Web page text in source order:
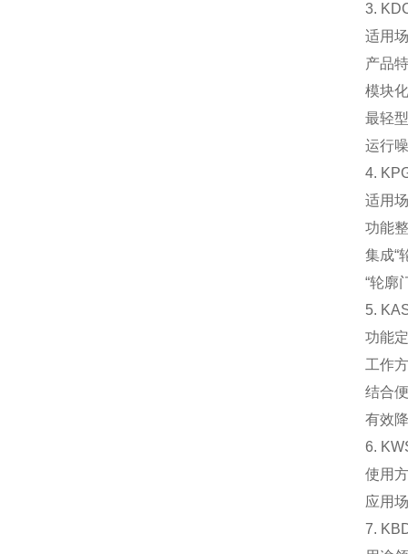
3.
适用
产品
模块
最轻
运行
4.
适用
功能
集成“
“轮廓
5.
功能
工作
结合
有效
6.
使用
应用
7.